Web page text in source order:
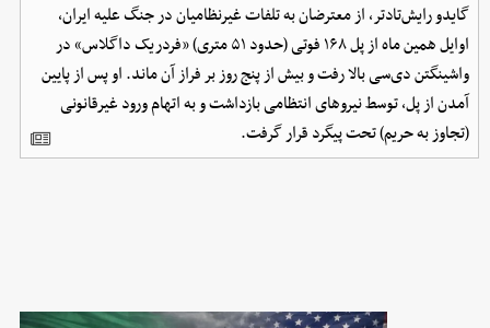
گایدو رایش‌تادتر، از معترضان به تلفات غیرنظامیان در جنگ علیه ایران،
اوایل همین ماه از پل ۱۶۸ فوتی (حدود ۵۱ متری) «فردریک داگلاس» در
واشینگتن دی‌سی بالا رفت و بیش از پنج روز بر فراز آن ماند. او پس از پایین
آمدن از پل، توسط نیروهای انتظامی بازداشت و به اتهام ورود غیرقانونی
(تجاوز به حریم) تحت پیگرد قرار گرفت.